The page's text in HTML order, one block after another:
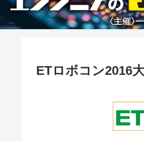
ETロボコン2016